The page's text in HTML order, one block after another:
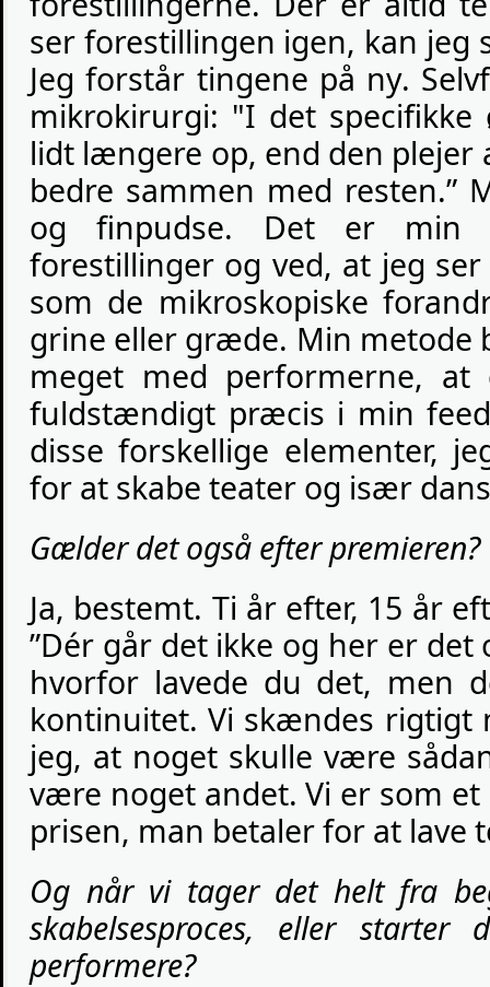
ser forestillingen igen, kan jeg
Jeg forstår tingene på ny.
mikrokirurgi: "I det
lidt længere op, end den
bedre sammen med resten.”
og finpudse. Det er min
forestillinger og ved, at jeg
som de mikroskopiske
grine eller græde. Min metode
meget med performerne,
fuldstændigt præcis i min
disse forskellige elementer,
for at skabe teater og især
Gælder det også efter premieren?
Ja, bestemt. Ti år efter, 15 år
”Dér går det ikke og her er
hvorfor lavede du det, men
kontinuitet. Vi skændes rigtigt
jeg, at noget skulle være
være noget andet. Vi er som
prisen, man betaler for at lave
Og når vi tager det helt fra
skabelsesproces, eller
performere?